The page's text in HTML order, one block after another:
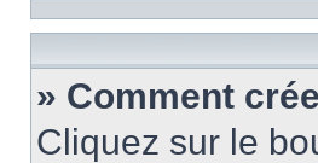
» Comment
Cliquez sur le